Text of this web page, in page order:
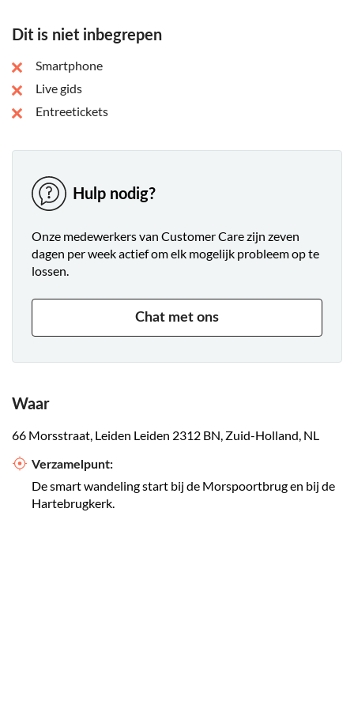
Dit is niet inbegrepen
Smartphone
Live gids
Entreetickets
Hulp nodig?
Onze medewerkers van Customer Care zijn zeven
dagen per week actief om elk mogelijk probleem op te
lossen.
Chat met ons
Waar
66 Morsstraat, Leiden Leiden 2312 BN, Zuid-Holland, NL
Verzamelpunt:
De smart wandeling start bij de Morspoortbrug en bij de
Hartebrugkerk.